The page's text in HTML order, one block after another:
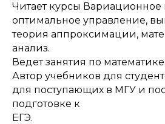
Читает курсы Вариационное
оптимальное управление,
теория аппроксимации,
анализ.
Ведет занятия по
Автор учебников для
для поступающих в МГУ и
подготовке к
ЕГЭ.